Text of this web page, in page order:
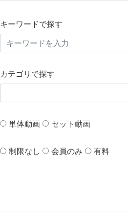
キーワードで探す
カテゴリで探す
単体動画 セット動画
制限なし 会員のみ 有料